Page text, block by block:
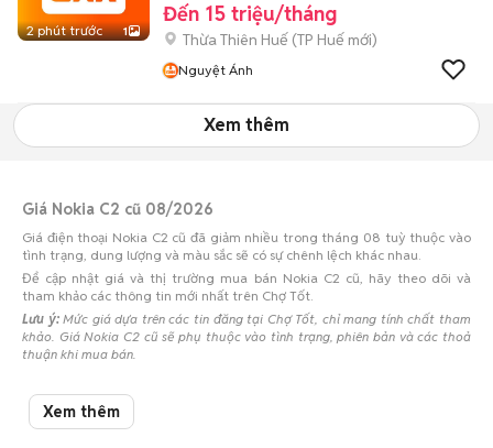
2 phút trước 1
Đến 15 triệu/tháng
Thừa Thiên Huế (TP Huế mới)
Nguyệt Ánh
Xem thêm
Giá Nokia C2 cũ 08/2026
Giá điện thoại Nokia C2 cũ đã giảm nhiều trong tháng 08 tuỳ thuộc vào
tình trạng, dung lượng và màu sắc sẽ có sự chênh lệch khác nhau.
Để cập nhật giá và thị trường mua bán Nokia C2 cũ, hãy theo dõi và
tham khảo các thông tin mới nhất trên Chợ Tốt.
Lưu ý:Mức giá dựa trên các tin đăng tại Chợ Tốt, chỉ mang tính chất tham
khảo. Giá Nokia C2 cũ sẽ phụ thuộc vào tình trạng, phiên bản và các thoả
thuận khi mua bán.
Mua bán Nokia C2 cũ
Chợ Tốt có 0 tin đăng bán, mua Nokia C2 cũ với nhiều khoảng giá giúp
Xem thêm